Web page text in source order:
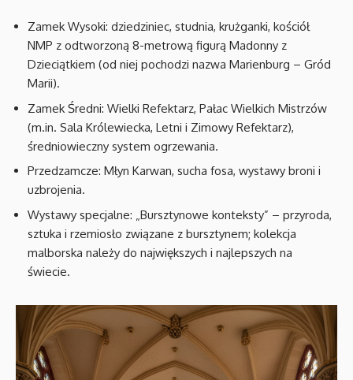
Zamek Wysoki: dziedziniec, studnia, krużganki, kościół
NMP z odtworzoną 8-metrową figurą Madonny z
Dzieciątkiem (od niej pochodzi nazwa Marienburg – Gród
Marii).
Zamek Średni: Wielki Refektarz, Pałac Wielkich Mistrzów
(m.in. Sala Królewiecka, Letni i Zimowy Refektarz),
średniowieczny system ogrzewania.
Przedzamcze: Młyn Karwan, sucha fosa, wystawy broni i
uzbrojenia.
Wystawy specjalne: „Bursztynowe konteksty” – przyroda,
sztuka i rzemiosło związane z bursztynem; kolekcja
malborska należy do największych i najlepszych na
świecie.